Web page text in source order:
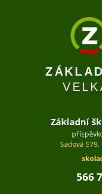
Základní
Sadová 579,
566